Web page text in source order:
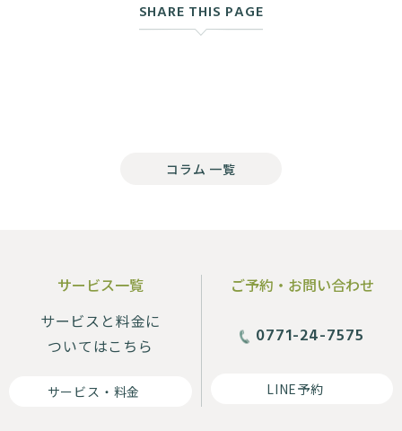
SHARE THIS PAGE
コラム 一覧
サービス一覧
サービスと料金に
ついてはこちら
サービス・料金
ご予約・お問い合わせ
0771-24-7575
LINE予約